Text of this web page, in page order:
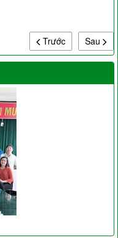
Sau
Trước